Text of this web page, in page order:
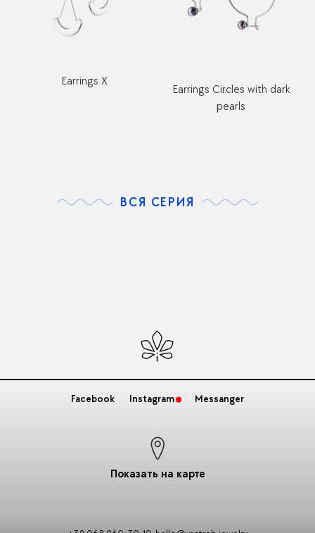
Earrings X
Earrings Circles with dark
pearls
ВСЯ СЕРИЯ
Facebook Instagram Messanger
Показать на карте